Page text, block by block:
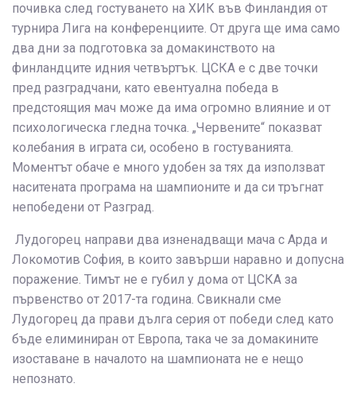
почивка след гостуването на ХИК във Финландия от
турнира Лига на конференциите. От друга ще има само
два дни за подготовка за домакинството на
финландците идния четвъртък. ЦСКА е с две точки
пред разградчани, като евентуална победа в
предстоящия мач може да има огромно влияние и от
психологическа гледна точка. „Червените“ показват
колебания в играта си, особено в гостуванията.
Моментът обаче е много удобен за тях да използват
наситената програма на шампионите и да си тръгнат
непобедени от Разград.
Лудогорец направи два изненадващи мача с Арда и
Локомотив София, в които завърши наравно и допусна
поражение. Тимът не е губил у дома от ЦСКА за
първенство от 2017-та година. Свикнали сме
Лудогорец да прави дълга серия от победи след като
бъде елиминиран от Европа, така че за домакините
изоставане в началото на шампионата не е нещо
непознато.